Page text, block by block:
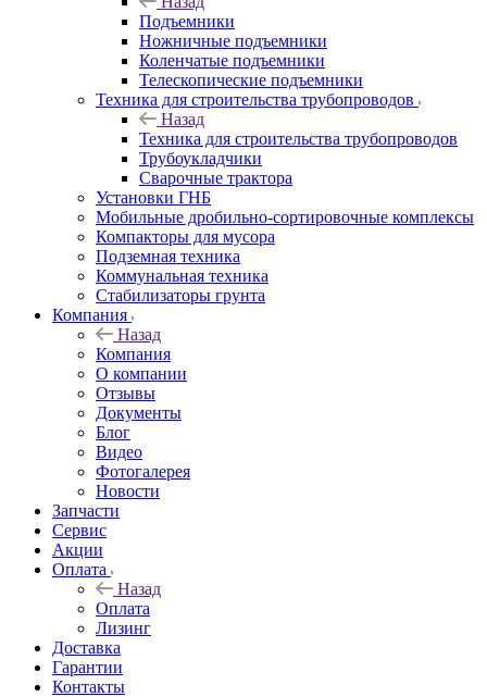
Подъемники
Ножничные подъемники
Коленчатые подъемники
Телескопические подъемники
Техника для строительства трубопроводов
Назад
Техника для строительства трубопроводов
Трубоукладчики
Сварочные трактора
Установки ГНБ
Мобильные дробильно-сортировочные комплексы
Компакторы для мусора
Подземная техника
Коммунальная техника
Стабилизаторы грунта
Компания
Назад
Компания
О компании
Отзывы
Документы
Блог
Видео
Фотогалерея
Новости
Запчасти
Сервис
Акции
Оплата
Назад
Оплата
Лизинг
Доставка
Гарантии
Контакты